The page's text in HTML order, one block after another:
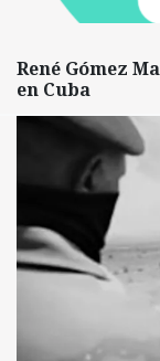
René Gómez
en Cuba